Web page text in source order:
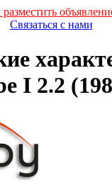
Связаться с нами
I 2.2